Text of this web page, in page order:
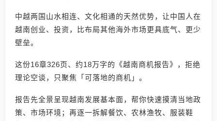
中越两国山水相连、文化相通的天然优势，让中国人在
越南创业、投资，比布局其他海外市场更具底气、更少
壁垒。
这份16章326页、约18万字的《越南商机报告》，拒绝
理论空谈，只聚焦「可落地的商机」。
报告先全景呈现越南发展基本面，帮你快速摸清当地政
策、市场环境；再逐一拆解餐饮、农林渔牧、服装鞋